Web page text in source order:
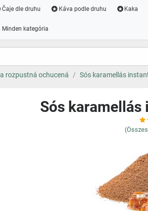
Čaje dle druhu Káva podle druhu Kaka
Minden kategória
rozpustná ochucená Sós karamellás
Sós karamellás